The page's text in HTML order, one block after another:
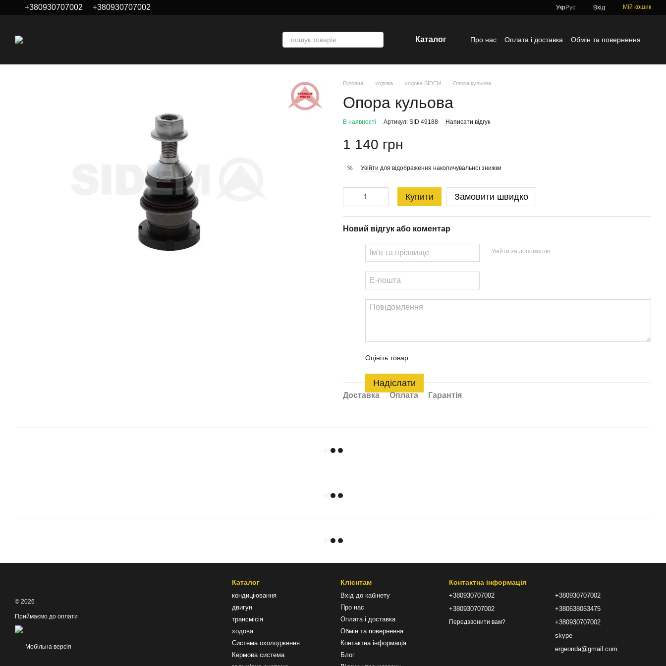
Перейти до основного контенту
+380930707002 +380930707002 УкрРус Вхід Мій кошик
Каталог Про нас Оплата і доставка
Обмін та повернення
Головна ходова ходова SIDEM Опора кульова
Опора кульова
В наявності Артикул: SID 49188 Написати відгук
1 140 грн
% Увійти для відображення накопичувальної знижки
Купити Замовити швидко
Новий відгук або коментар
Увійти за допомогою
Оцініть товар
Надіслати
Доставка Оплата Гарантія
© 2026
Приймаємо до оплати
Мобільна версія
Каталог
кондиціювання
двигун
трансмісія
ходова
Система охолодження
Кермова система
Клієнтам
Вхід до кабінету
Про нас
Оплата і доставка
Обмін та повернення
Контактна інформація
Блог
Контактна інформація
+380930707002
+380930707002
Передзвонити вам?
+380930707002
+380638063475
+380930707002
skype
ergeonda@gmail.com